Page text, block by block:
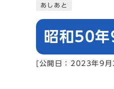
あしあと
昭和50
[公開日：2023年9月